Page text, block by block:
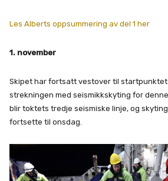
Les Alberts oppsummering av del 1 her
1. november
Skipet har fortsatt vestover til
strekningen med seismikkskyting for
blir toktets tredje seismiske linje, og
fortsette til onsdag.